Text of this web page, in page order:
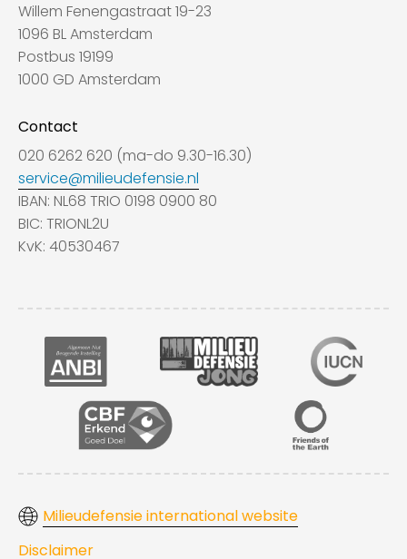
Willem Fenengastraat 19-23
1096 BL Amsterdam
Postbus 19199
1000 GD Amsterdam
Contact
020 6262 620 (ma-do 9.30-16.30)
service@milieudefensie.nl
IBAN: NL68 TRIO 0198 0900 80
BIC: TRIONL2U
KvK: 40530467
Milieudefensie international website
Disclaimer